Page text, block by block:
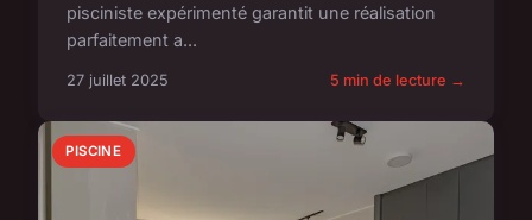
pisciniste expérimenté garantit une réalisation
parfaitement a...
27 juillet 2025 5 min de lecture →
PISCINE